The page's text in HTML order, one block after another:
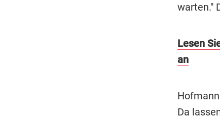
warten."
Lesen
an
Da